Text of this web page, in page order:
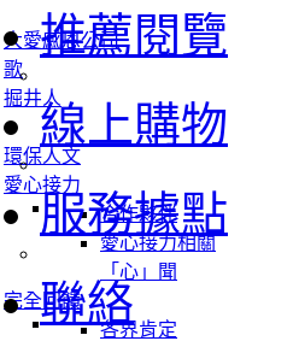
大愛感恩公司
歌
掘井人
環保人文
愛心接力
合作夥伴
愛心接力相關
「心」聞
完全回饋
各界肯定
推薦閱覽
線上購物
服務據點
聯絡